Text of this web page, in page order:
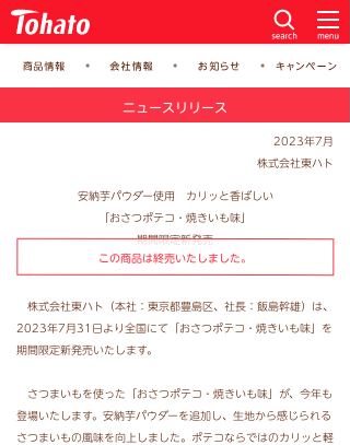
ニュースリリース
2023年7月
株式会社東ハト
安納芋パウダー使用 カリッと香ばしい
「おさつポテコ・焼きいも味」
期間限定新発売
この商品は終売いたしました。
株式会社東ハト（本社：東京都豊島区、社長：飯島幹雄）は、
2023年7月31日より全国にて「おさつポテコ・焼きいも味」を
期間限定新発売いたします。
さつまいもを使った「おさつポテコ・焼きいも味」が、今年も
登場いたします。安納芋パウダーを追加し、生地から感じられる
さつまいもの風味を向上しました。ポテコならではのカリッと軽